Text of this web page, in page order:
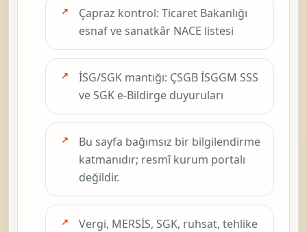
Çapraz kontrol: Ticaret Bakanlığı
esnaf ve sanatkâr NACE listesi
İSG/SGK mantığı: ÇSGB İSGGM SSS
ve SGK e-Bildirge duyuruları
Bu sayfa bağımsız bir bilgilendirme
katmanıdır; resmî kurum portalı
değildir.
Vergi, MERSİS, SGK, ruhsat, tehlike